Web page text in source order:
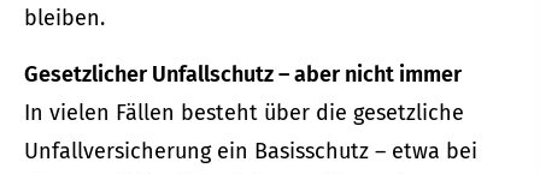
bleiben.
Gesetzlicher Unfallschutz – aber nicht immer
In vielen Fällen besteht über die gesetzliche
Unfall­ver­si­che­rung ein Basisschutz – etwa bei